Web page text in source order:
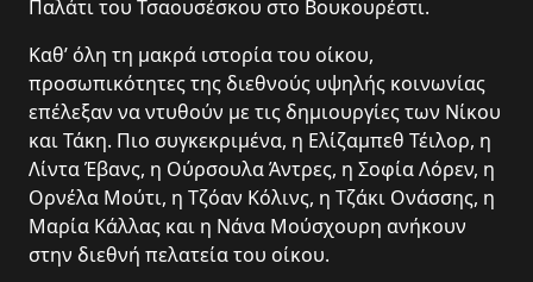
Παλάτι του Τσαουσέσκου στο Βουκουρέστι.
Καθ’ όλη τη μακρά ιστορία του οίκου,
προσωπικότητες της διεθνούς υψηλής κοινωνίας
επέλεξαν να ντυθούν με τις δημιουργίες των Νίκου
και Τάκη. Πιο συγκεκριμένα, η Ελίζαμπεθ Τέιλορ, η
Λίντα Έβανς, η Ούρσουλα Άντρες, η Σοφία Λόρεν, η
Ορνέλα Μούτι, η Τζόαν Κόλινς, η Τζάκι Ονάσσης, η
Μαρία Κάλλας και η Νάνα Μούσχουρη ανήκουν
στην διεθνή πελατεία του οίκου.